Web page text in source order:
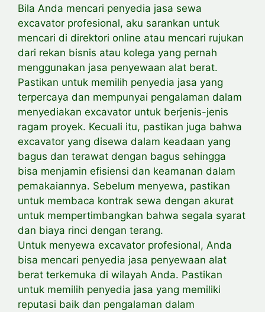
Bila Anda mencari penyedia jasa sewa
excavator profesional, aku sarankan untuk
mencari di direktori online atau mencari rujukan
dari rekan bisnis atau kolega yang pernah
menggunakan jasa penyewaan alat berat.
Pastikan untuk memilih penyedia jasa yang
terpercaya dan mempunyai pengalaman dalam
menyediakan excavator untuk berjenis-jenis
ragam proyek. Kecuali itu, pastikan juga bahwa
excavator yang disewa dalam keadaan yang
bagus dan terawat dengan bagus sehingga
bisa menjamin efisiensi dan keamanan dalam
pemakaiannya. Sebelum menyewa, pastikan
untuk membaca kontrak sewa dengan akurat
untuk mempertimbangkan bahwa segala syarat
dan biaya rinci dengan terang.
Untuk menyewa excavator profesional, Anda
bisa mencari penyedia jasa penyewaan alat
berat terkemuka di wilayah Anda. Pastikan
untuk memilih penyedia jasa yang memiliki
reputasi baik dan pengalaman dalam